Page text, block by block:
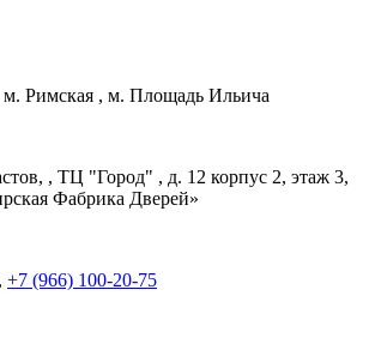
Римская , м. Площадь Ильича
, ТЦ "Город" , д. 12 корпус 2, этаж 3,
Фабрика Дверей»
, +7 (966) 100-20-75